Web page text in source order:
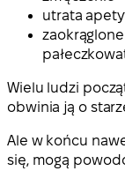
utrata
Wielu ludzi
obwinia ją o
Ale w końcu
się, mogą